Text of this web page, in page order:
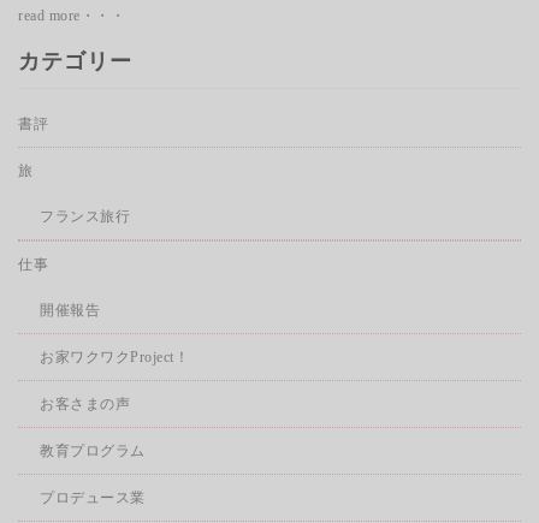
read more・・・
カテゴリー
書評
旅
フランス旅行
仕事
開催報告
お家ワクワクProject！
お客さまの声
教育プログラム
プロデュース業